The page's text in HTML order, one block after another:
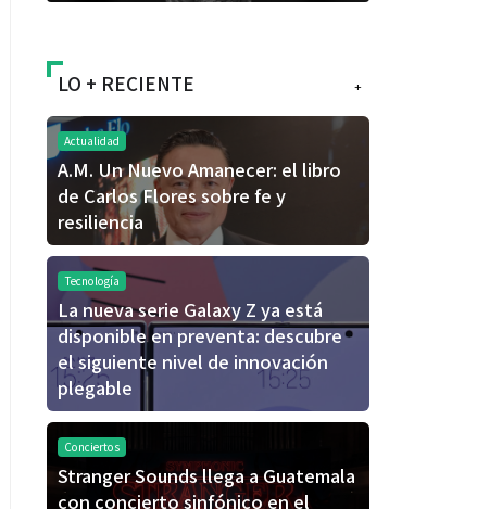
+
LO + RECIENTE
Actualidad
A.M. Un Nuevo Amanecer: el libro
de Carlos Flores sobre fe y
resiliencia
Tecnología
La nueva serie Galaxy Z ya está
disponible en preventa: descubre
el siguiente nivel de innovación
plegable
Conciertos
Stranger Sounds llega a Guatemala
con concierto sinfónico en el